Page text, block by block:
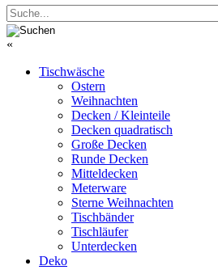
«
Tischwäsche
Ostern
Weihnachten
Decken / Kleinteile
Decken quadratisch
Große Decken
Runde Decken
Mitteldecken
Meterware
Sterne Weihnachten
Tischbänder
Tischläufer
Unterdecken
Deko